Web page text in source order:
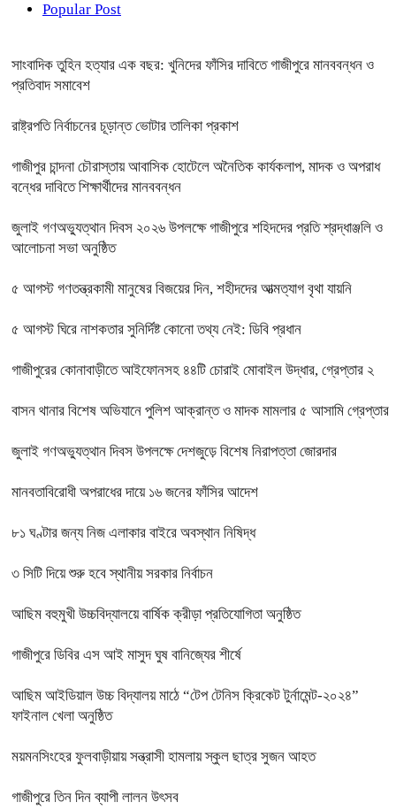
Popular Post
সাংবাদিক তুহিন হত্যার এক বছর: খুনিদের ফাঁসির দাবিতে গাজীপুরে মানববন্ধন ও
প্রতিবাদ সমাবেশ
রাষ্ট্রপতি নির্বাচনের চূড়ান্ত ভোটার তালিকা প্রকাশ
গাজীপুর চান্দনা চৌরাস্তায় আবাসিক হোটেলে অনৈতিক কার্যকলাপ, মাদক ও অপরাধ
বন্ধের দাবিতে শিক্ষার্থীদের মানববন্ধন
জুলাই গণঅভ্যুত্থান দিবস ২০২৬ উপলক্ষে গাজীপুরে শহিদদের প্রতি শ্রদ্ধাঞ্জলি ও
আলোচনা সভা অনুষ্ঠিত
৫ আগস্ট গণতন্ত্রকামী মানুষের বিজয়ের দিন, শহীদদের আত্মত্যাগ বৃথা যায়নি
৫ আগস্ট ঘিরে নাশকতার সুনির্দিষ্ট কোনো তথ্য নেই: ডিবি প্রধান
গাজীপুরের কোনাবাড়ীতে আইফোনসহ ৪৪টি চোরাই মোবাইল উদ্ধার, গ্রেপ্তার ২
বাসন থানার বিশেষ অভিযানে পুলিশ আক্রান্ত ও মাদক মামলার ৫ আসামি গ্রেপ্তার
জুলাই গণঅভ্যুত্থান দিবস উপলক্ষে দেশজুড়ে বিশেষ নিরাপত্তা জোরদার
মানবতাবিরোধী অপরাধের দায়ে ১৬ জনের ফাঁসির আদেশ
৮১ ঘণ্টার জন্য নিজ এলাকার বাইরে অবস্থান নিষিদ্ধ
৩ সিটি দিয়ে শুরু হবে স্থানীয় সরকার নির্বাচন
আছিম বহুমুখী উচ্চবিদ্যালয়ে বার্ষিক ক্রীড়া প্রতিযোগিতা অনুষ্ঠিত
গাজীপুরে ডিবির এস আই মাসুদ ঘুষ বানিজ্যের শীর্ষে
আছিম আইডিয়াল উচ্চ বিদ্যালয় মাঠে “টেপ টেনিস ক্রিকেট টুর্নামেন্ট-২০২৪”
ফাইনাল খেলা অনুষ্ঠিত
ময়মনসিংহের ফুলবাড়ীয়ায় সন্ত্রাসী হামলায় স্কুল ছাত্র সুজন আহত
গাজীপুরে তিন দিন ব্যাপী লালন উৎসব